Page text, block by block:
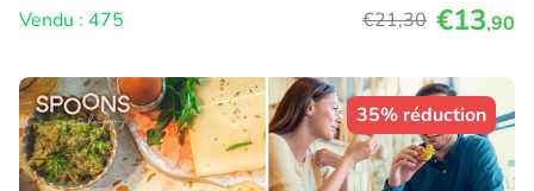
Vendu : 475
€21,30 €13,90
35% réduction